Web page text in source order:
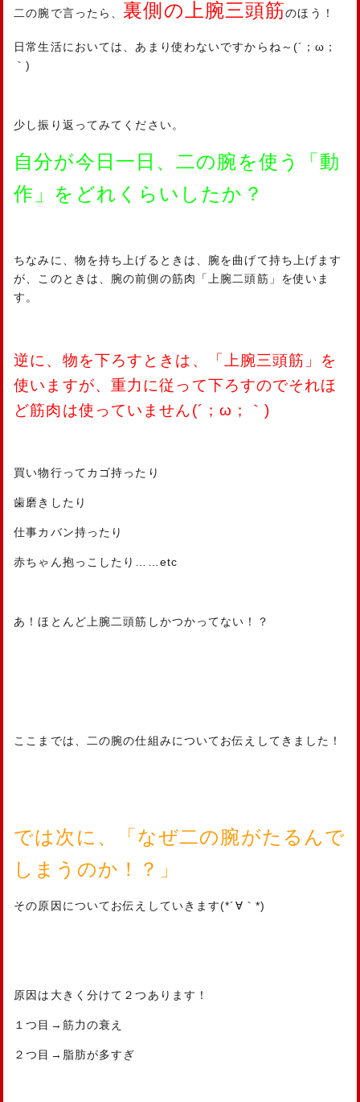
二の腕で言ったら、 裏側の上腕三頭筋のほう！
日常生活においては、あまり使わないですからね～(´；ω；
｀)
少し振り返ってみてください。
自分が今日一日、二の腕を使う「動
作」をどれくらいしたか？
ちなみに、物を持ち上げるときは、腕を曲げて持ち上げます
が、このときは、腕の前側の筋肉「上腕二頭筋」を使いま
す。
逆に、物を下ろすときは、「上腕三頭筋」を
使いますが、重力に従って下ろすのでそれほ
ど筋肉は使っていません(´；ω；｀)
買い物行ってカゴ持ったり
歯磨きしたり
仕事カバン持ったり
赤ちゃん抱っこしたり……etc
あ！ほとんど上腕二頭筋しかつかってない！？
ここまでは、二の腕の仕組みについてお伝えしてきました！
では次に、「なぜ二の腕がたるんで
しまうのか！？」
その原因についてお伝えしていきます(*´∀｀*)
原因は大きく分けて２つあります！
１つ目→筋力の衰え
２つ目→脂肪が多すぎ